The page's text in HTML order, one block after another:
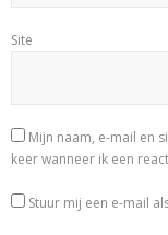
Site
Mijn naam, e-mail en
keer wanneer ik een
Stuur mij een e-mail